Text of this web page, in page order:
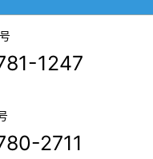
1247
2711